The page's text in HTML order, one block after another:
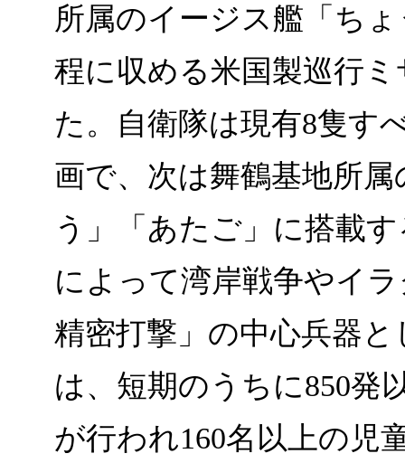
所属のイージス艦「ち
程に収める米国製巡行
た。自衛隊は現有8隻す
画で、次は舞鶴基地所
う」「あたご」に搭載
によって湾岸戦争やイ
精密打撃」の中心兵器
は、短期のうちに850発
が行われ160名以上の児